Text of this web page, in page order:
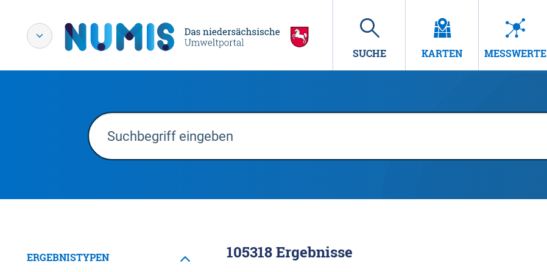
SUCHE KARTEN MESSWERTE
ERGEBNISTYPEN 105318Ergebnisse